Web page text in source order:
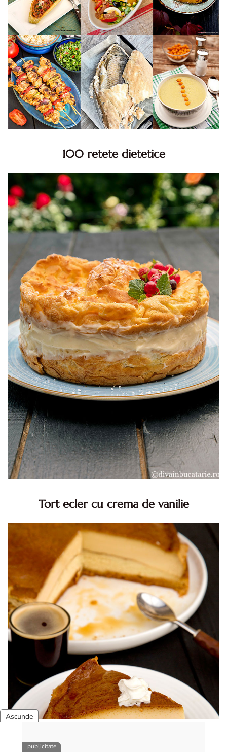
100 retete dietetice
dietetice. Idei retete dietetice. 100 Retete mancare
pentru dieta.
Tort ecler cu crema de vanilie
Reteta tort ecler. Tort ecler cu crema vanilie. Reteta
Karpatka